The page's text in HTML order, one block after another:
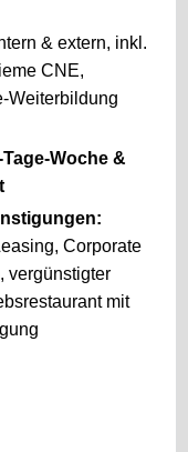
& extern, inkl.
CNE,
Weiterbildung
Woche &
Corporate
vergünstigter
mit